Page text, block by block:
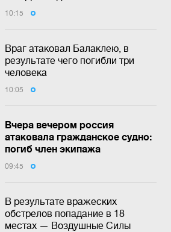
10:15
Враг атаковал Балаклею, в
результате чего погибли три
человека
10:05
Вчера вечером россия
атаковала гражданское судно:
погиб член экипажа
09:45
В результате вражеских
обстрелов попадание в 18
местах — Воздушные Силы